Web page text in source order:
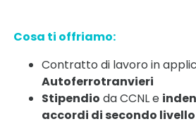
Cosa ti offriamo:
Contratto di lavoro in
Autoferrotranvieri
Stipendio da CCNL e
accordi di secondo livello